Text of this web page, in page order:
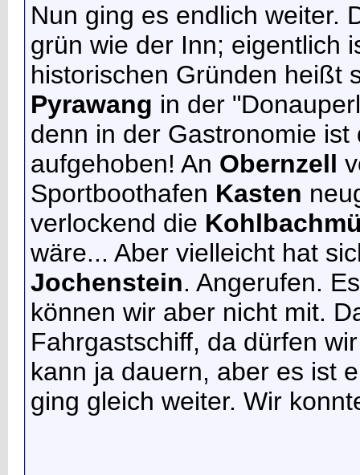
Nun ging es endlich weiter.
grün wie der Inn; eigentlich
historischen Gründen heißt
Pyrawang in der
denn in der Gastronomie
aufgehoben! An Obernzell
Sportboothafen Kasten
verlockend die
wäre... Aber vielleicht hat
Jochenstein. Angerufen.
können wir aber nicht mit.
Fahrgastschiff, da dürfen
kann ja dauern, aber es ist
ging gleich weiter. Wir